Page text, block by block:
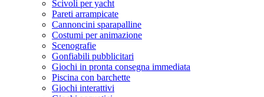
Scivoli per yacht
Pareti arrampicate
Cannoncini sparapalline
Costumi per animazione
Scenografie
Gonfiabili pubblicitari
Giochi in pronta consegna immediata
Piscina con barchette
Giochi interattivi